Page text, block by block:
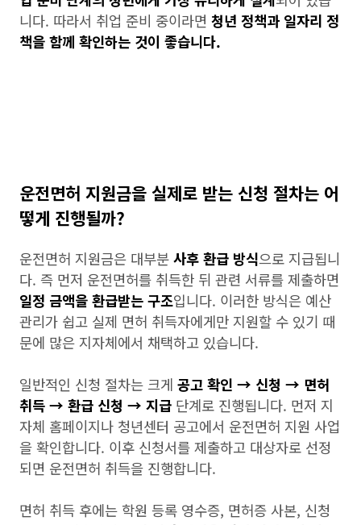
니다. 따라서 취업 준비 중이라면 청년 정책과 일자리 정
책을 함께 확인하는 것이 좋습니다.
운전면허 지원금을 실제로 받는 신청 절차는 어
떻게 진행될까?
운전면허 지원금은 대부분 사후 환급 방식으로 지급됩니
다. 즉 먼저 운전면허를 취득한 뒤 관련 서류를 제출하면
일정 금액을 환급받는 구조입니다. 이러한 방식은 예산
관리가 쉽고 실제 면허 취득자에게만 지원할 수 있기 때
문에 많은 지자체에서 채택하고 있습니다.
일반적인 신청 절차는 크게 공고 확인 → 신청 → 면허
취득 → 환급 신청 → 지급 단계로 진행됩니다. 먼저 지
자체 홈페이지나 청년센터 공고에서 운전면허 지원 사업
을 확인합니다. 이후 신청서를 제출하고 대상자로 선정
되면 운전면허 취득을 진행합니다.
면허 취득 후에는 학원 등록 영수증, 면허증 사본, 신청